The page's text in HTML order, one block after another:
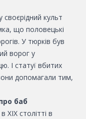
культ
що половецькі
У тюрків був
ворог у
І статуї вбитих
допомагали тим,
баб
ХIX столітті в